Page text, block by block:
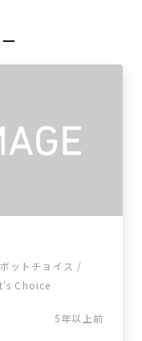
ットチョイス /
Choice
5年以上前